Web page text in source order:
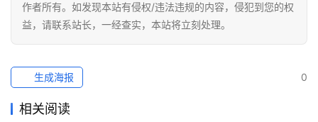
作者所有。如发现本站有侵权/违法违规的内容，侵犯到您的权
益，请联系站长，一经查实，本站将立刻处理。
0
生成海报
相关阅读